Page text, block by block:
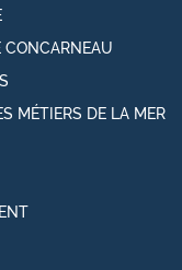
CONCARNEAU
MÉTIERS DE LA MER